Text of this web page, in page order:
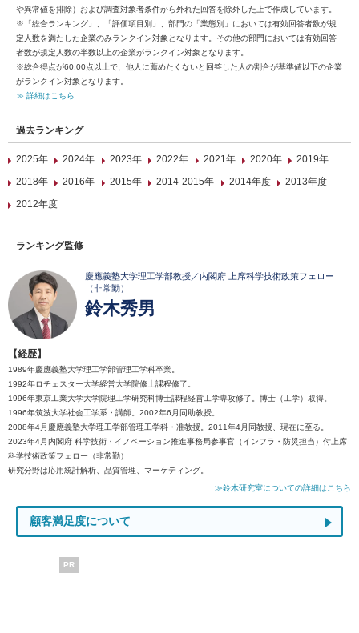
や異常値を排除）および調査対象者条件から外れた回答を除外した上で作成しています。
※「総合ランキング」、「評価項目別」、部門の「業態別」においては有効回答者数が規
定人数を満たした企業のみランクイン対象となります。その他の部門においては有効回答
者数が規定人数の半数以上の企業がランクイン対象となります。
※総合得点が60.00点以上で、他人に薦めたくないと回答した人の割合が基準値以下の企業
がランクイン対象となります。
≫ 詳細はこちら
過去ランキング
2025年 2024年 2023年 2022年 2021年 2020年
2019年
2018年
2016年 2015年 2014-2015年 2014年度
2013年度
2012年度
ランキング監修
慶應義塾大学理工学部教授／内閣府 上席科学技術政策フェロー
（非常勤）
鈴木秀男
【経歴】
1989年慶應義塾大学理工学部管理工学科卒業。
1992年ロチェスター大学経営大学院修士課程修了。
1996年東京工業大学大学院理工学研究科博士課程経営工学専攻修了。博士（工学）取得。
1996年筑波大学社会工学系・講師。2002年6月同助教授。
2008年4月慶應義塾大学理工学部管理工学科・准教授。2011年4月同教授、現在に至る。
2023年4月内閣府 科学技術・イノベーション推進事務局参事官（インフラ・防災担当）付上席
科学技術政策フェロー（非常勤）
研究分野は応用統計解析、品質管理、マーケティング。
≫鈴木研究室についての詳細はこちら
顧客満足度について
PR